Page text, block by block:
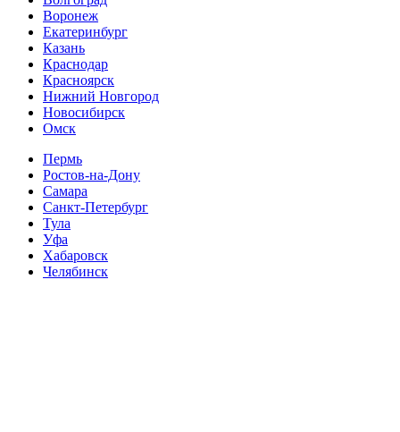
Воронеж
Екатеринбург
Казань
Краснодар
Красноярск
Нижний Новгород
Новосибирск
Омск
Пермь
Ростов-на-Дону
Самара
Санкт-Петербург
Тула
Уфа
Хабаровск
Челябинск